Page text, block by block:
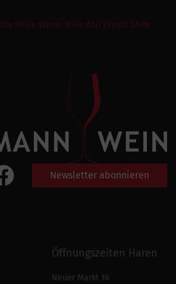
Keine Weine Wein Abo Events Shop
Newsletter abonnieren
Öffnungszeiten Haren
Neuer Markt 16